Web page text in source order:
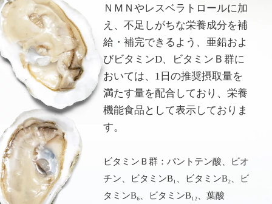
ＮＭＮやレスベラトロールに加
え、不足しがちな栄養成分を補
給・補完できるよう、亜鉛およ
びビタミンD、ビタミンＢ群に
おいては、1日の推奨摂取量を
満たす量を配合しており、栄養
機能食品として表示しておりま
す。
ビタミンＢ群：パントテン酸、ビオ
チン、ビタミンB₁、ビタミンB₂、ビ
タミンB₆、ビタミンB₁₂、葉酸